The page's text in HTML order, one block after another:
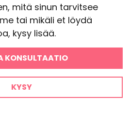
mitä sinun tarvitsee
tai mikäli et löydä
kysy lisää.
KONSULTAATIO
KYSY